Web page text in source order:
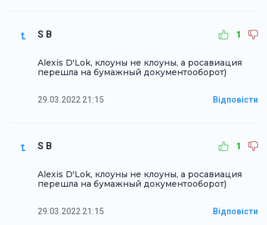
S B 1
Alexis D'Lok, клоуны не клоуны, а росавиация
перешла на бумажный документооборот)
29.03.2022 21:15 Відповісти
S B 1
Alexis D'Lok, клоуны не клоуны, а росавиация
перешла на бумажный документооборот)
29.03.2022 21:15 Відповісти